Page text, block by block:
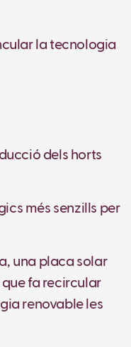
la tecnologia
dels horts
més senzills per
una placa solar
fa recircular
renovable les